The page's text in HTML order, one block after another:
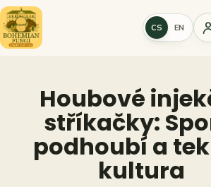
Přeskočit
na
obsah
CS EN
Houbové
stříkačky:
podhoubí a
kultura